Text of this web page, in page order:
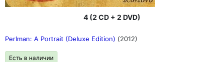
4 (2 CD + 2 DVD)
Perlman: A Portrait (Deluxe Edition) (2012)
Есть в наличии